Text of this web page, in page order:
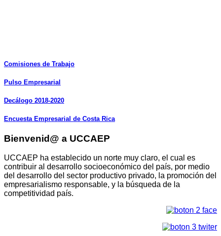
Comisiones de Trabajo
Pulso Empresarial
Decálogo 2018-2020
Encuesta Empresarial de Costa Rica
Bienvenid@ a UCCAEP
UCCAEP ha establecido un norte muy claro, el cual es
contribuir al desarrollo socioeconómico del país, por medio
del desarrollo del sector productivo privado, la promoción del
empresarialismo responsable, y la búsqueda de la
competitividad país.